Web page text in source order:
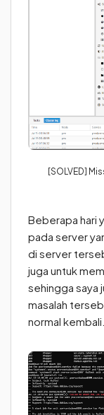
[SOLVED]
Beberapa hari
pada server
di server
juga untuk
sehingga saya
masalah
normal kembali.